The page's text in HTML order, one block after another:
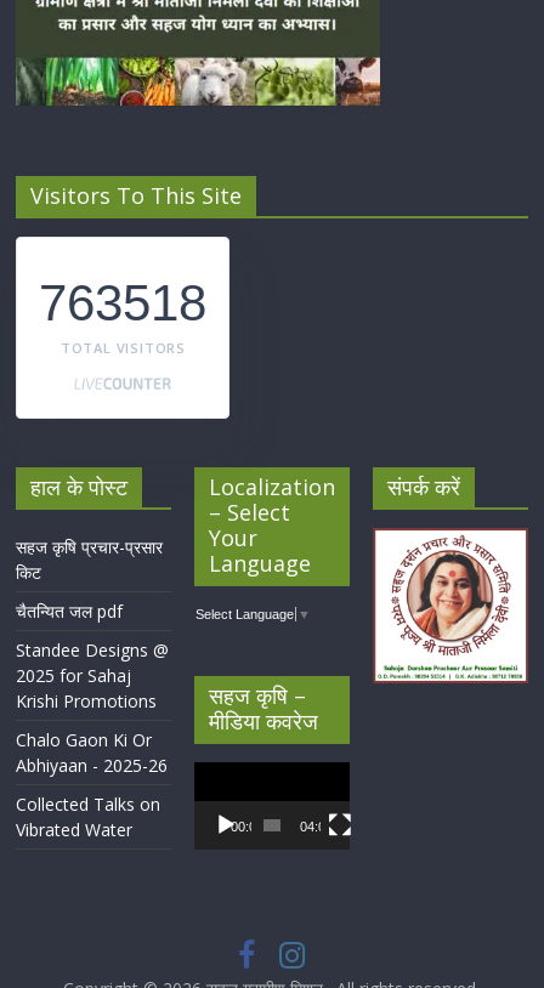
Visitors To This Site
763518
TOTAL VISITORS
हाल के पोस्ट
सहज कृषि प्रचार-प्रसार
किट
चैतन्यित जल pdf
Standee Designs @
2025 for Sahaj
Krishi Promotions
Chalo Gaon Ki Or
Abhiyaan - 2025-26
Collected Talks on
Vibrated Water
Localization
– Select
Your
Language
Select Language ▼
सहज कृषि –
मीडिया कवरेज
Player
00:00 04:07
संपर्क करें